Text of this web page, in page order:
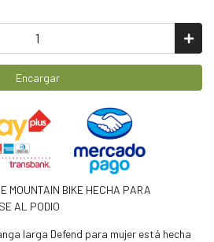
Encargar
MOUNTAIN BIKE HECHA PARA
AL PODIO
larga Defend para mujer está hecha